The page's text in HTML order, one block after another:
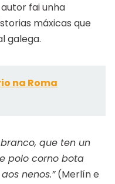
autor fai unha
máxicas que
galega.
na Roma
que ten un
polo corno bota
nenos.”(Merlín e